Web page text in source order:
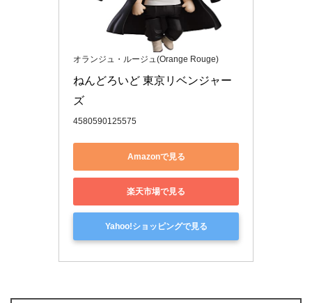
オランジュ・ルージュ(Orange Rouge)
ねんどろいど 東京リベンジャー
ズ
4580590125575
Amazonで見る
楽天市場で見る
Yahoo!ショッピングで見る